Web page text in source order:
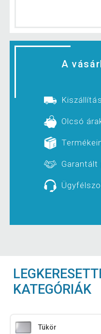
A
Olcsó
KATEGÓRIÁK
Tükör